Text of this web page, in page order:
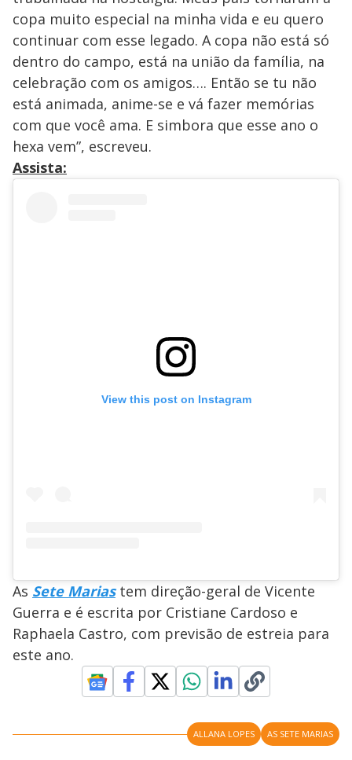
copa muito especial na minha vida e eu quero
continuar com esse legado. A copa não está só
dentro do campo, está na união da família, na
celebração com os amigos…. Então se tu não
está animada, anime-se e vá fazer memórias
com que você ama. E simbora que esse ano o
hexa vem”, escreveu.
Assista:
View this post on Instagram
As Sete Mariastem direção-geral de Vicente
Guerra e é escrita por Cristiane Cardoso e
Raphaela Castro, com previsão de estreia para
este ano.
ALLANA LOPES AS SETE MARIAS